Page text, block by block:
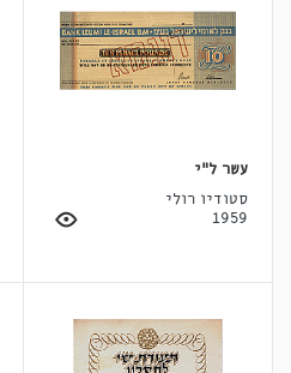
עשר ל"י
סטודיו רולי
1959